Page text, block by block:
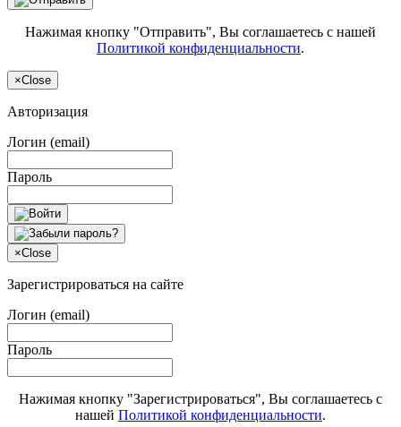
Нажимая кнопку "Отправить", Вы соглашаетесь с нашей
Политикой конфиденциальности.
×Close
Авторизация
Логин (email)
Пароль
×Close
Зарегистрироваться на сайте
Логин (email)
Пароль
Нажимая кнопку "Зарегистрироваться", Вы соглашаетесь с
нашей Политикой конфиденциальности.